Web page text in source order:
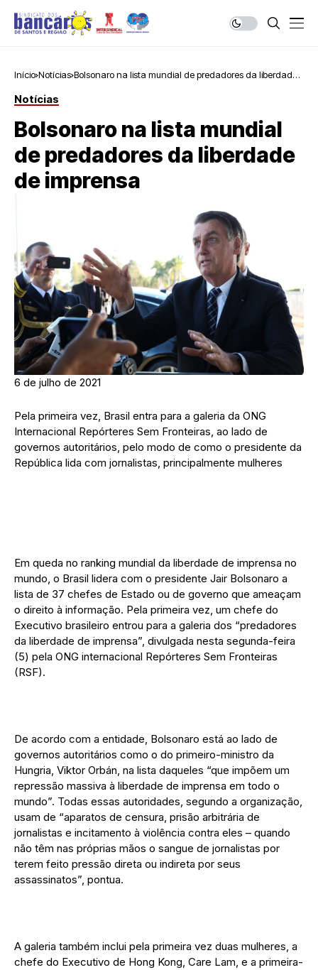
Início Notícias Bolsonaro na lista mundial de predadores da liberdade
Notícias
Bolsonaro na lista mundial
de predadores da liberdade
de imprensa
6 de julho de 2021
Pela primeira vez, Brasil entra para a galeria da ONG
Internacional Repórteres Sem Fronteiras, ao lado de
governos autoritários, pelo modo de como o presidente da
República lida com jornalistas, principalmente mulheres
Em queda no ranking mundial da liberdade de imprensa no
mundo, o Brasil lidera com o presidente Jair Bolsonaro a
lista de 37 chefes de Estado ou de governo que ameaçam
o direito à informação. Pela primeira vez, um chefe do
Executivo brasileiro entrou para a galeria dos “predadores
da liberdade de imprensa”, divulgada nesta segunda-feira
(5) pela ONG internacional Repórteres Sem Fronteiras
(RSF).
De acordo com a entidade, Bolsonaro está ao lado de
governos autoritários como o do primeiro-ministro da
Hungria, Viktor Orbán, na lista daqueles “que impõem um
repressão massiva à liberdade de imprensa em todo o
mundo”. Todas essas autoridades, segundo a organização,
usam de “aparatos de censura, prisão arbitrária de
jornalistas e incitamento à violência contra eles – quando
não têm nas próprias mãos o sangue de jornalistas por
terem feito pressão direta ou indireta por seus
assassinatos”, pontua.
A galeria também inclui pela primeira vez duas mulheres, a
chefe do Executivo de Hong Kong, Care Lam, e a primeira-